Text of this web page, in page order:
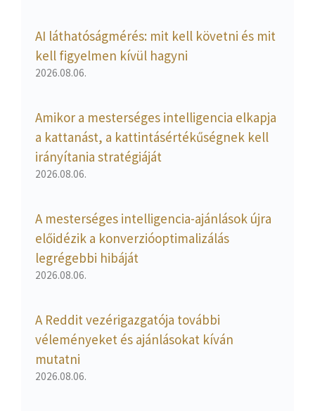
AI láthatóságmérés: mit kell követni és mit
kell figyelmen kívül hagyni
2026.08.06.
Amikor a mesterséges intelligencia elkapja
a kattanást, a kattintásértékűségnek kell
irányítania stratégiáját
2026.08.06.
A mesterséges intelligencia-ajánlások újra
előidézik a konverzióoptimalizálás
legrégebbi hibáját
2026.08.06.
A Reddit vezérigazgatója további
véleményeket és ajánlásokat kíván
mutatni
2026.08.06.